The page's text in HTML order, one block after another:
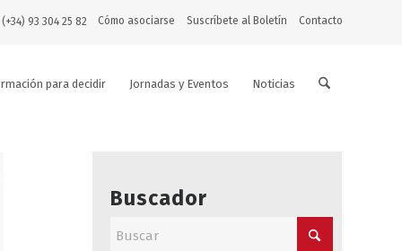
Cómo asociarse Suscríbete al Boletín Contacto
93 304 25 82
para decidir Jornadas y Eventos Noticias
Buscador